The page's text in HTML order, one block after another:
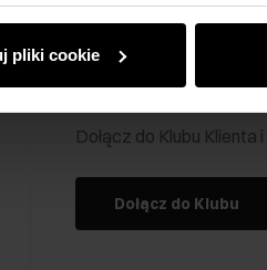
pliki cookie
Klub Klienta
Dołącz do Klubu
Dołącz do Klubu